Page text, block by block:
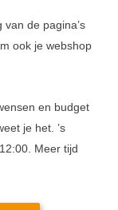
de pagina’s
ook je webshop
en budget
je het. ’s
Meer tijd